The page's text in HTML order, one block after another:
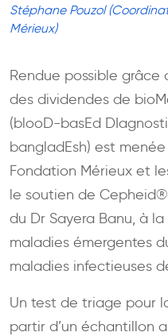
Stéphane Pouzol
Mérieux)
Rendue possible
des dividendes de
(blooD-basEd
bangladEsh) est
Fondation Mérieux et
le soutien de
du Dr Sayera Banu, à
maladies émergentes
maladies infectieuses
Un test de triage pour
partir d’un échantillon